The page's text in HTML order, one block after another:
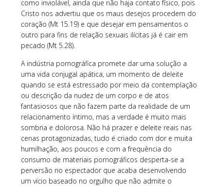
como inviolável, ainda que não haja contato físico, pois
Cristo nos advertiu que os maus desejos procedem do
coração (Mt 15.19) e que desejar em pensamentos o
outro para fins de relação sexuais ilícitas já é cair em
pecado (Mt 5.28).
A indústria pornográfica promete dar uma solução a
uma vida conjugal apática, um momento de deleite
quando se está estressado por meio da contemplação
ou descrição da nudez de um corpo e de atos
fantasiosos que não fazem parte da realidade de um
relacionamento íntimo, mas a verdade é muito mais
sombria e dolorosa. Não há prazer e deleite reais nas
cenas protagonizadas, tudo é criado com dor e muita
humilhação, aos poucos e com a frequência do
consumo de materiais pornográficos desperta-se a
perversão no espectador que acaba desenvolvendo
um vício baseado no orgulho que não admite o